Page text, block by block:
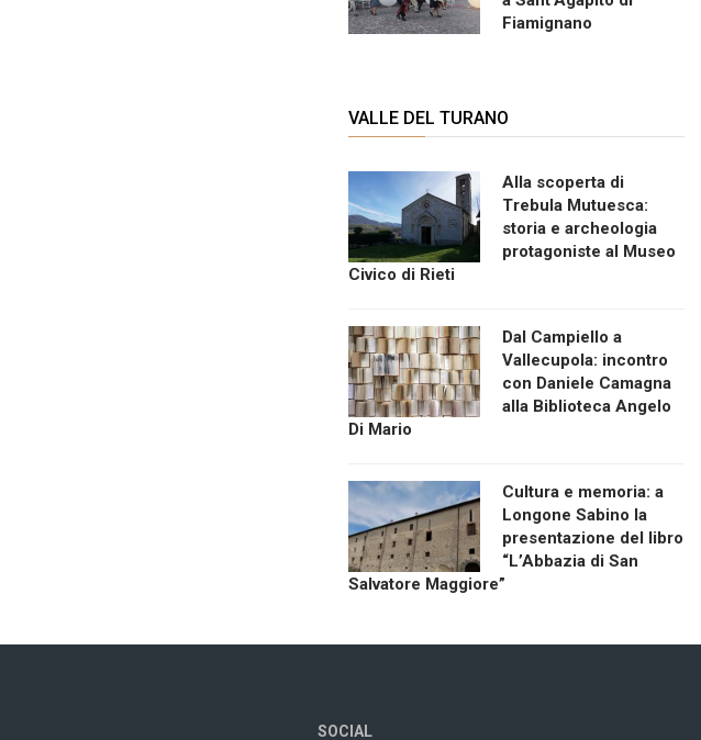
Fiamignano
VALLE DEL TURANO
Alla scoperta di
Trebula Mutuesca:
storia e archeologia
protagoniste al Museo
Civico di Rieti
Dal Campiello a
Vallecupola: incontro
con Daniele Camagna
alla Biblioteca Angelo
Di Mario
Cultura e memoria: a
Longone Sabino la
presentazione del libro
“L’Abbazia di San
Salvatore Maggiore”
SOCIAL